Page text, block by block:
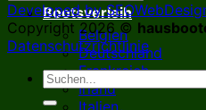
Bootsverleih
Belgien
Deutschland
Frankreich
Irland
Italien
Developed by
Copyright 2026 ©
Datenschutzrichtlinie